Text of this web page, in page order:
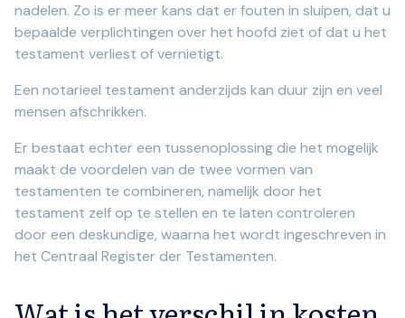
nadelen. Zo is er meer kans dat er fouten in sluipen, dat u
bepaalde verplichtingen over het hoofd ziet of dat u het
testament verliest of vernietigt.
Een notarieel testament anderzijds kan duur zijn en veel
mensen afschrikken.
Er bestaat echter een tussenoplossing die het mogelijk
maakt de voordelen van de twee vormen van
testamenten te combineren, namelijk door het
testament zelf op te stellen en te laten controleren
door een deskundige, waarna het wordt ingeschreven in
het Centraal Register der Testamenten.